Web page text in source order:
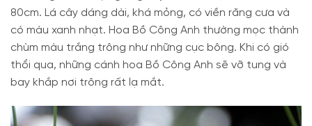
80cm. Lá cây dáng dài, khá mỏng, có viền răng cưa và
có màu xanh nhạt. Hoa Bồ Công Anh thường mọc thành
chùm màu trắng trông như những cục bông. Khi có gió
thổi qua, những cánh hoa Bồ Công Anh sẽ vỡ tung và
bay khắp nơi trông rất lạ mắt.